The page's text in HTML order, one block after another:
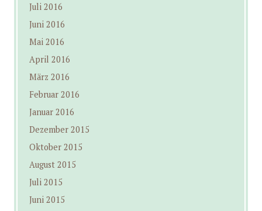
Juli 2016
Juni 2016
Mai 2016
April 2016
März 2016
Februar 2016
Januar 2016
Dezember 2015
Oktober 2015
August 2015
Juli 2015
Juni 2015